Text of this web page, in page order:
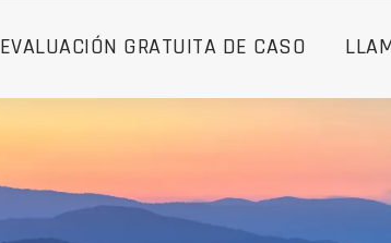
EVALUACIÓN GRATUITA DE CASO